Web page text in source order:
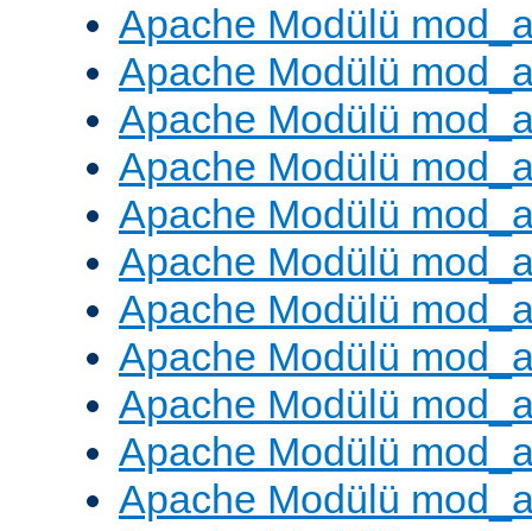
Apache Modülü
Apache Modülü
Apache Modülü
Apache Modülü
Apache Modülü
Apache Modülü
Apache Modülü
Apache Modülü
Apache Modülü
Apache Modülü
Apache Modülü